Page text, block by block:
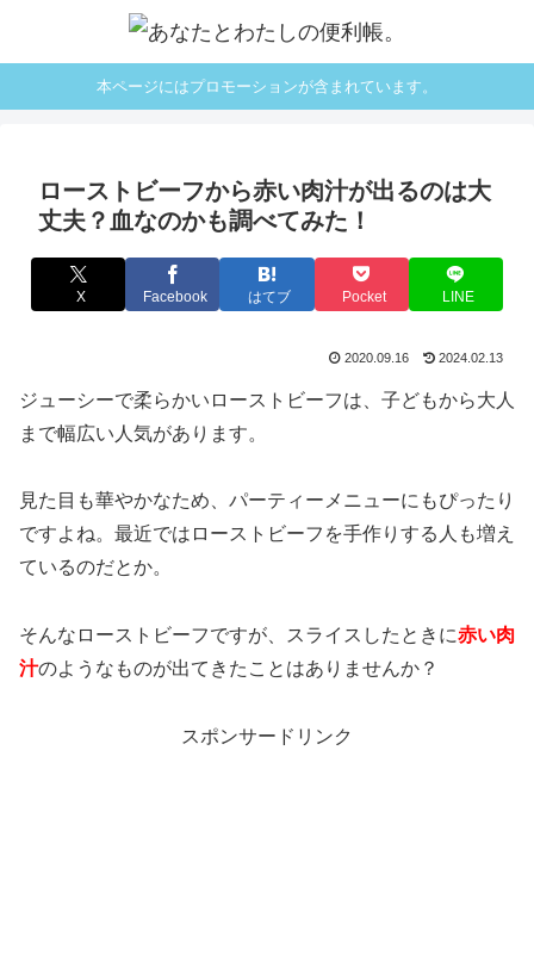
本ページにはプロモーションが含まれています。
ローストビーフから赤い肉汁が出るのは大
丈夫？血なのかも調べてみた！
X Facebook はてブ Pocket LINE
2020.09.16 2024.02.13
ジューシーで柔らかいローストビーフは、子どもから大人
まで幅広い人気があります。
見た目も華やかなため、パーティーメニューにもぴったり
ですよね。最近ではローストビーフを手作りする人も増え
ているのだとか。
そんなローストビーフですが、スライスしたときに赤い肉
汁のようなものが出てきたことはありませんか？
スポンサードリンク